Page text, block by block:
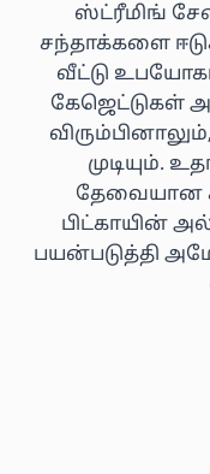
ஸ்ட்ரீமிங்
சந்தாக்களை
வீட்டு
கேஜெட்டுகள்
முடியும்.
தேவையான
பிட்காயின்
பயன்படுத்தி